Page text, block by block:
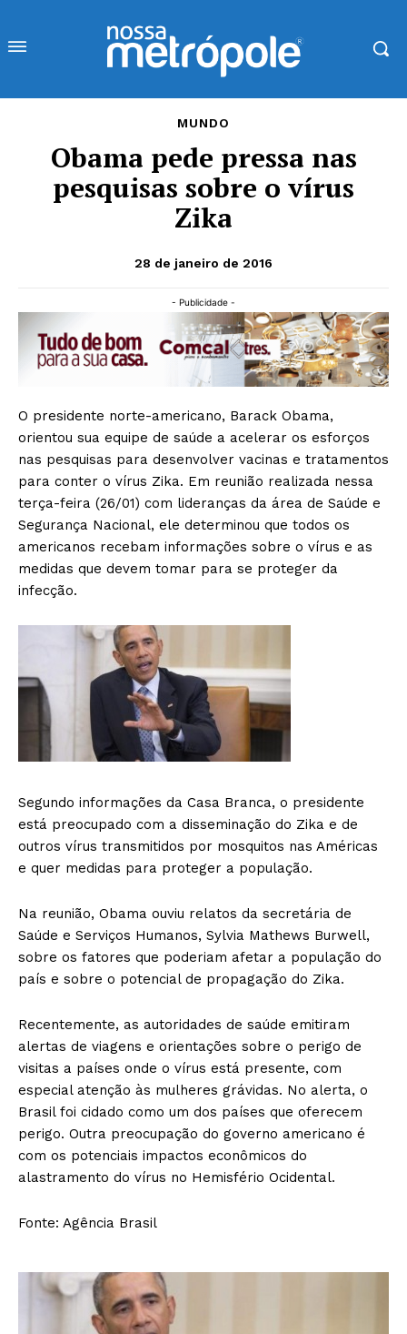
MUNDO
Obama pede pressa nas
pesquisas sobre o vírus
Zika
28 de janeiro de 2016
- Publicidade -
O presidente norte-americano, Barack Obama,
orientou sua equipe de saúde a acelerar os esforços
nas pesquisas para desenvolver vacinas e tratamentos
para conter o vírus Zika. Em reunião realizada nessa
terça-feira (26/01) com lideranças da área de Saúde e
Segurança Nacional, ele determinou que todos os
americanos recebam informações sobre o vírus e as
medidas que devem tomar para se proteger da
infecção.
Segundo informações da Casa Branca, o presidente
está preocupado com a disseminação do Zika e de
outros vírus transmitidos por mosquitos nas Américas
e quer medidas para proteger a população.
Na reunião, Obama ouviu relatos da secretária de
Saúde e Serviços Humanos, Sylvia Mathews Burwell,
sobre os fatores que poderiam afetar a população do
país e sobre o potencial de propagação do Zika.
Recentemente, as autoridades de saúde emitiram
alertas de viagens e orientações sobre o perigo de
visitas a países onde o vírus está presente, com
especial atenção às mulheres grávidas. No alerta, o
Brasil foi cidado como um dos países que oferecem
perigo. Outra preocupação do governo americano é
com os potenciais impactos econômicos do
alastramento do vírus no Hemisfério Ocidental.
Fonte: Agência Brasil